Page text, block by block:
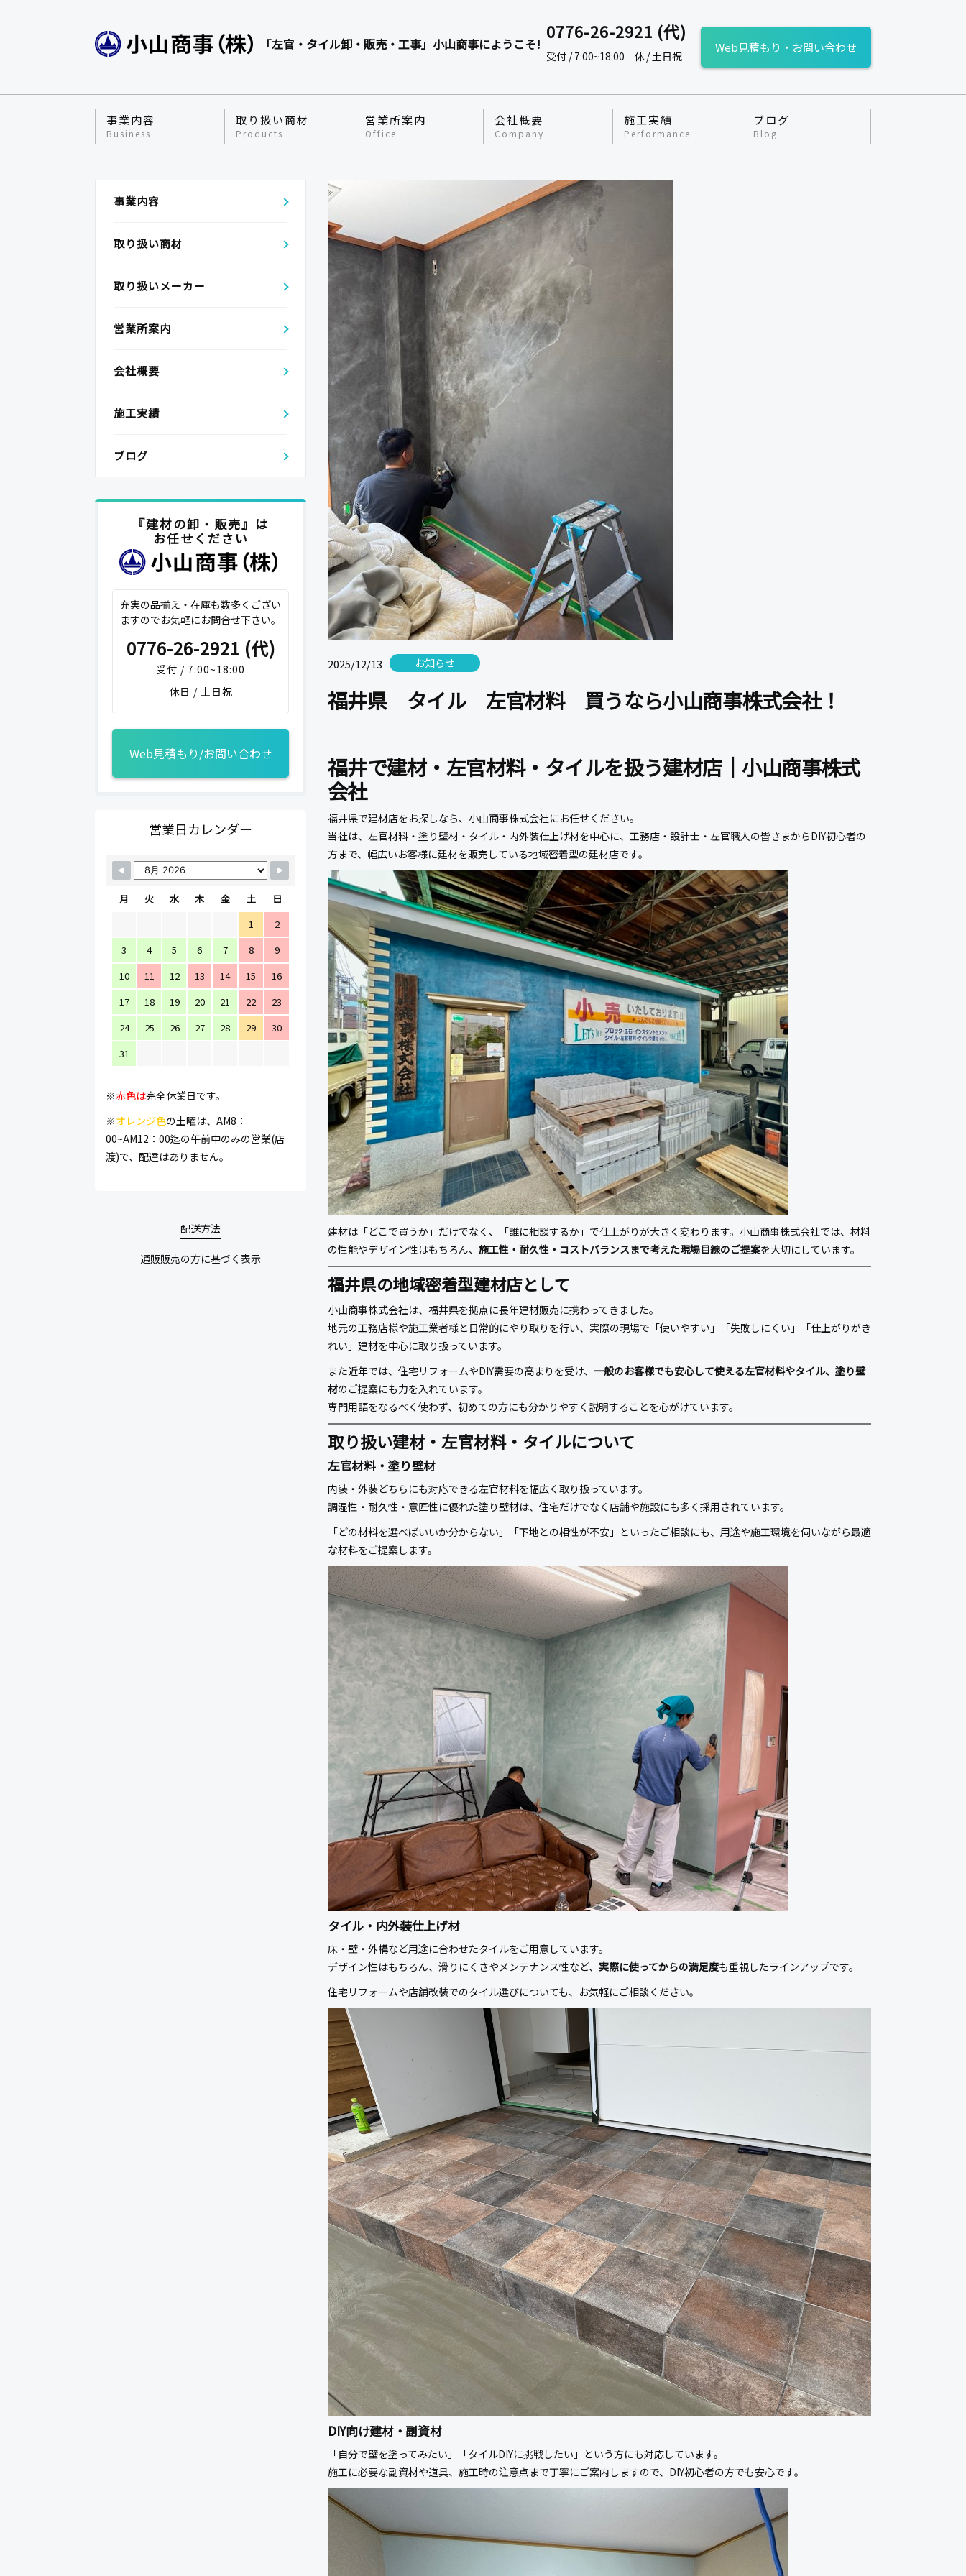
「左官・タイル卸・販売・工事」小山商事にようこそ!
0776-26-2921 (代)
受付 / 7:00~18:00 休 / 土日祝
Web見積もり・お問い合わせ
事業内容
Business
取り扱い商材
Products
営業所案内
Office
会社概要
Company
施工実績
Performance
ブログ
Blog
事業内容
取り扱い商材
取り扱いメーカー
営業所案内
会社概要
施工実績
ブログ
『建材の卸・販売』は
お任せください
充実の品揃え・在庫も数多くござい
ますのでお気軽にお問合せ下さい。
0776-26-2921 (代)
受付 / 7:00~18:00
休日 / 土日祝
Web見積もり/お問い合わせ
営業日カレンダー
月 火 水 木 金 土
日
1
2
3
4 5 6 7 8
9
10
11 12 13 14 15
16
17
18 19 20 21 22
23
24
25 26 27 28 29
30
31
※赤色は完全休業日です。
※オレンジ色の土曜は、AM8：
00~AM12：00迄の午前中のみの営業(店
渡)で、配達はありません。
配送方法
通販販売の方に基づく表示
2025/12/13 お知らせ
福井県 タイル 左官材料 買うなら小山商事株式会社！
福井で建材・左官材料・タイルを扱う建材店｜小山商事株式
会社
福井県で建材店をお探しなら、小山商事株式会社にお任せください。
当社は、左官材料・塗り壁材・タイル・内外装仕上げ材を中心に、工務店・設計士・左官職人の皆さまからDIY初心者の
方まで、幅広いお客様に建材を販売している地域密着型の建材店です。
建材は「どこで買うか」だけでなく、「誰に相談するか」で仕上がりが大きく変わります。小山商事株式会社では、材料
の性能やデザイン性はもちろん、 施工性・耐久性・コストバランスまで考えた現場目線のご提案を大切にしています。
福井県の地域密着型建材店として
小山商事株式会社は、福井県を拠点に長年建材販売に携わってきました。
地元の工務店様や施工業者様と日常的にやり取りを行い、実際の現場で「使いやすい」「失敗しにくい」「仕上がりがき
れい」建材を中心に取り扱っています。
また近年では、住宅リフォームやDIY需要の高まりを受け、 一般のお客様でも安心して使える左官材料やタイル、塗り壁
材のご提案にも力を入れています。
専門用語をなるべく使わず、初めての方にも分かりやすく説明することを心がけています。
取り扱い建材・左官材料・タイルについて
左官材料・塗り壁材
内装・外装どちらにも対応できる左官材料を幅広く取り扱っています。
調湿性・耐久性・意匠性に優れた塗り壁材は、住宅だけでなく店舗や施設にも多く採用されています。
「どの材料を選べばいいか分からない」「下地との相性が不安」といったご相談にも、用途や施工環境を伺いながら最適
な材料をご提案します。
タイル・内外装仕上げ材
床・壁・外構など用途に合わせたタイルをご用意しています。
デザイン性はもちろん、滑りにくさやメンテナンス性など、 実際に使ってからの満足度も重視したラインアップです。
住宅リフォームや店舗改装でのタイル選びについても、お気軽にご相談ください。
DIY向け建材・副資材
「自分で壁を塗ってみたい」「タイルDIYに挑戦したい」という方にも対応しています。
施工に必要な副資材や道具、施工時の注意点まで丁寧にご案内しますので、DIY初心者の方でも安心です。